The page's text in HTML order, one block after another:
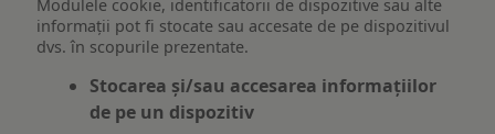
Modulele cookie, identificatorii de dispozitive sau alte
informații pot fi stocate sau accesate de pe dispozitivul
dvs. în scopurile prezentate.
Stocarea și/sau accesarea informațiilor
de pe un dispozitiv